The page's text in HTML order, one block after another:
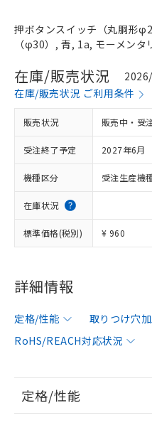
押ボタンスイッチ（丸胴形
（φ30）, 青, 1a, モーメンタ
在庫/販売状況
在庫/販売状況 ご利用条件
販売状況 販売中・受
受注終了予定 2027年6月
機種区分 受注生産機
在庫状況
標準価格(税別) ¥ 960
詳細情報
定格/性能 取りつけ穴
RoHS/REACH対応状況
定格/性能